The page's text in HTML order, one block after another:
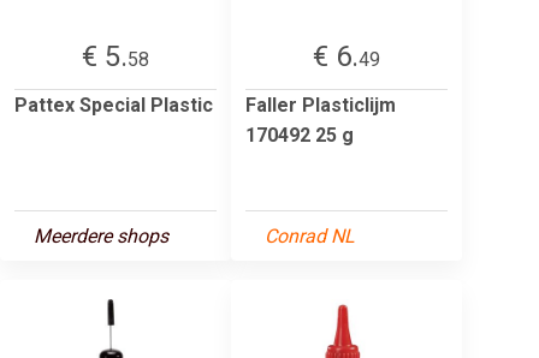
€ 5.58
Pattex Special Plastic
Meerdere shops
€ 6.49
Faller Plasticlijm
170492 25 g
Conrad NL